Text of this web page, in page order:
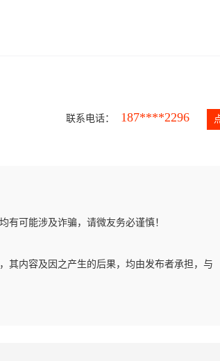
联系电话： 187****2296
有可能涉及诈骗，请微友务必谨慎！
其内容及因之产生的后果，均由发布者承担，与